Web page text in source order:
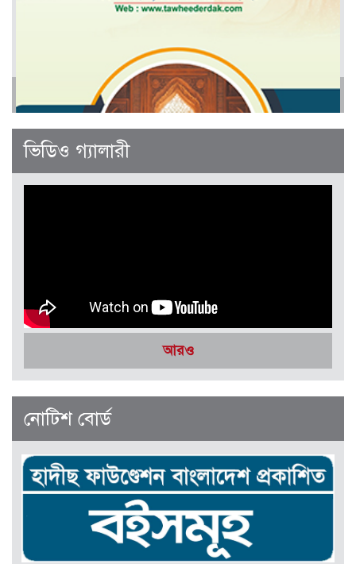
জানুয়ারী-ফেব্রুয়ারী ২০২৬
আরও
ভিডিও গ্যালারী
আরও
নোটিশ বোর্ড